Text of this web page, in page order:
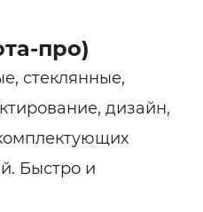
про)
стеклянные,
дизайн,
Быстро и